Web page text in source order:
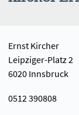
Ernst Kircher
Leipziger-Platz 2
6020 Innsbruck
0512 390808